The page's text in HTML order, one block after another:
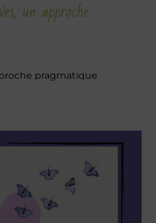
un approche
pragmatique